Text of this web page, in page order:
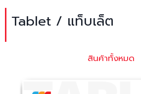
Tablet / แท็บเล็ต
สินค้าทั้งหมด